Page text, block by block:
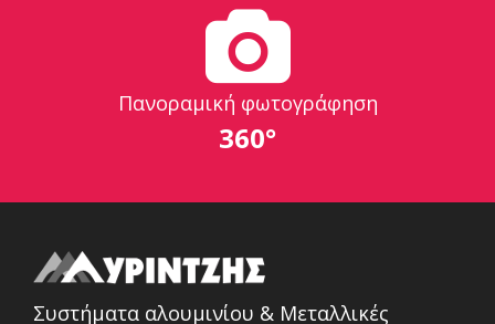
Πανοραμική φωτογράφηση
360°
Συστήματα αλουμινίου & Μεταλλικές